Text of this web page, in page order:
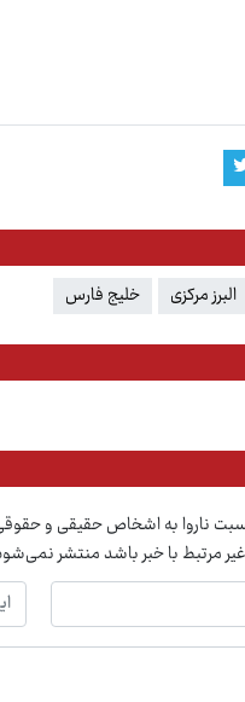
البرز مرکزی خلیج فارس
ناروا به اشخاص حقیقی و
غیر مرتبط با خبر باشد منتشر